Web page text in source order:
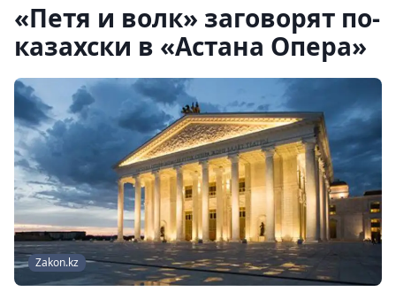
«Петя и волк» заговорят по-
казахски в «Астана Опера»
Zakon.kz